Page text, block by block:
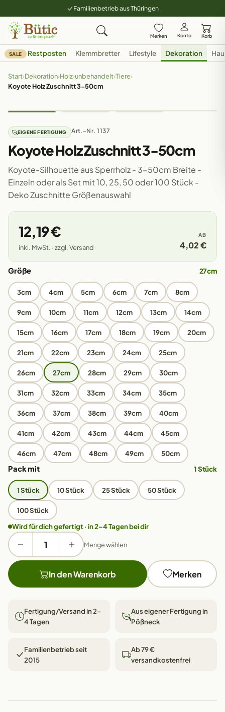
Familienbetrieb aus Thüringen
Merken Konto Korb
SALE Restposten Klemmbretter Lifestyle Dekoration
Start›Dekoration›Holz›unbehandelt›Tiere›
Koyote Holz Zuschnitt 3-50cm
EIGENE FERTIGUNG Art.-Nr. 1137
Koyote Holz Zuschnitt 3-50cm
Koyote-Silhouette aus Sperrholz - 3-50cm Breite -
Einzeln oder als Set mit 10, 25, 50 oder 100 Stück -
Deko Zuschnitte Größenauswahl
12,19 €
inkl. MwSt. · zzgl. Versand
AB
4,02 €
Größe 27cm
3cm 4cm 5cm 6cm 7cm 8cm
9cm 10cm 11cm 12cm 13cm 14cm
15cm 16cm 17cm 18cm 19cm 20cm
21cm 22cm 23cm 24cm 25cm
26cm 27cm 28cm 29cm 30cm
31cm 32cm 33cm 34cm 35cm
36cm 37cm 38cm 39cm 40cm
41cm 42cm 43cm 44cm 45cm
46cm 47cm 48cm 49cm 50cm
Pack mit 1 Stück
1 Stück 10 Stück 25 Stück 50 Stück
100 Stück
Wird für dich gefertigt · in 2–4 Tagen bei dir
Menge wählen
In den Warenkorb Merken
Fertigung/Versand in 2–
4 Tagen
Aus eigener Fertigung in
Pößneck
Familienbetrieb seit
2015
Ab 79 €
versandkostenfrei